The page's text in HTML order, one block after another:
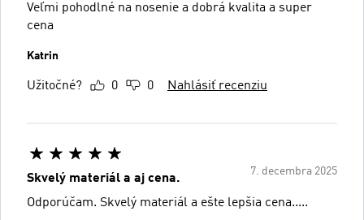
Veľmi pohodlné na nosenie a dobrá kvalita a super
cena
Katrin
Užitočné? 0 0 Nahlásiť recenziu
7. decembra 2025
Skvelý materiál a aj cena.
Odporúčam. Skvelý materiál a ešte lepšia cena.....